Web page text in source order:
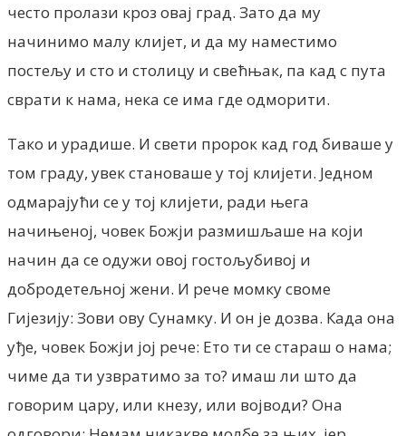
често пролази кроз овај град. Зато да му
начинимо малу клијет, и да му наместимо
постељу и сто и столицу и свећњак, па кад с пута
сврати к нама, нека се има где одморити.
Тако и урадише. И свети пророк кад год биваше у
том граду, увек становаше у тој клијети. Једном
одмарајући се у тој клијети, ради њега
начињеној, човек Божји размишљаше на који
начин да се одужи овој гостољубивој и
добродетељној жени. И рече момку своме
Гијезију: Зови ову Сунамку. И он је дозва. Када она
уђе, човек Божји јој рече: Ето ти се стараш о нама;
чиме да ти узвратимо за то? имаш ли што да
говорим цару, или кнезу, или војводи? Она